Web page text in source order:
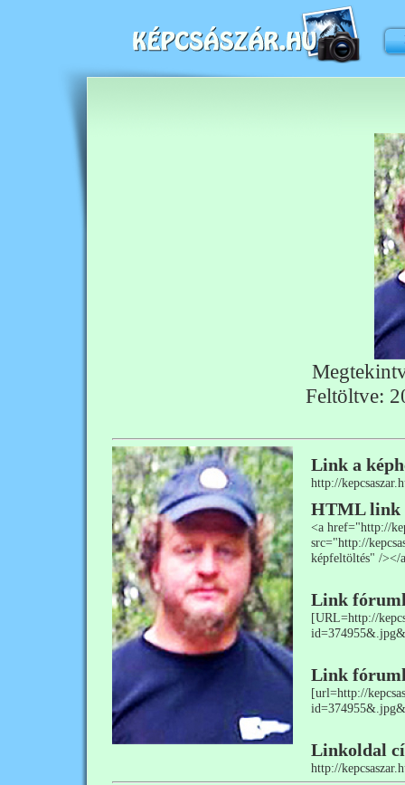
Feltöltve:
Link a
http://
HTML link
<a href="http://
src="http://
képfeltöltés" /></
Link
[URL=http://
Link
[url=http://
Linkoldal
http://